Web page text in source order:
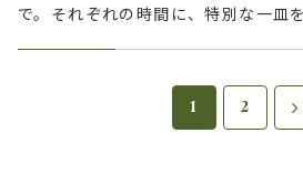
で。それぞれの時間に、特別な一
1 2